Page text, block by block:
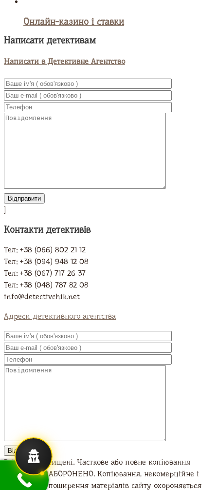
Онлайн-казино і ставки
Написати детективам
Написати в Детективне Агентство
]
Контакти детективів
Тел: +38 (066) 802 21 12
Тел: +38 (094) 948 12 08
Тел: +38 (067) 717 26 37
Тел: +38 (048) 787 82 08
info@detectivchik.net
Адреси детективного агентства
Всі права захищені. Часткове або повне копіювання
матеріалів ЗАБОРОНЕНО. Копіювання, некомерційне і
комерційне поширення матеріалів сайту охороняється